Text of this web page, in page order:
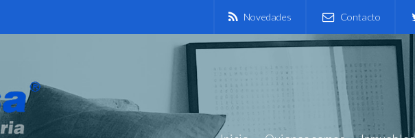
Novedades Contacto